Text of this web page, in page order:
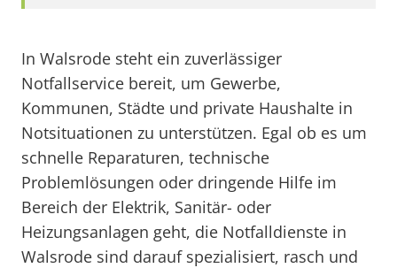
In Walsrode steht ein zuverlässiger
Notfallservice bereit, um Gewerbe,
Kommunen, Städte und private Haushalte in
Notsituationen zu unterstützen. Egal ob es um
schnelle Reparaturen, technische
Problemlösungen oder dringende Hilfe im
Bereich der Elektrik, Sanitär- oder
Heizungsanlagen geht, die Notfalldienste in
Walsrode sind darauf spezialisiert, rasch und